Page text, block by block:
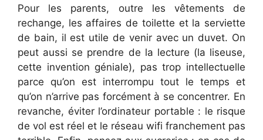
Pour les parents, outre les vêtements de
rechange, les affaires de toilette et la serviette
de bain, il est utile de venir avec un duvet. On
peut aussi se prendre de la lecture (la liseuse,
cette invention géniale), pas trop intellectuelle
parce qu’on est interrompu tout le temps et
qu’on n’arrive pas forcément à se concentrer. En
revanche, éviter l’ordinateur portable : le risque
de vol est réel et le réseau wifi franchement pas